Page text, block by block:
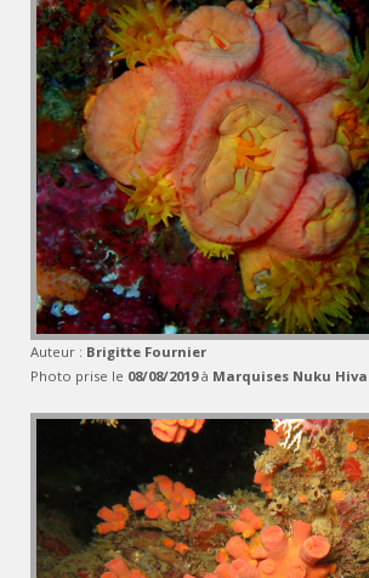
Auteur : Brigitte Fournier
Photo prise le 08/08/2019à Marquises Nuku